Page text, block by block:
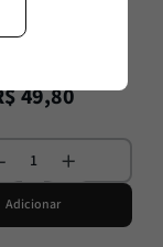
49,80
Adicionar